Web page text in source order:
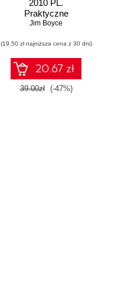
2010 PL.
Praktyczne
podejście
Jim Boyce
(19,50 zł najniższa cena z 30 dni)
20.67 zł
39.00zł (-47%)